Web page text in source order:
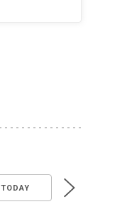
TODAY